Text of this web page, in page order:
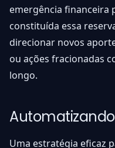
emergência financeira
constituída essa
direcionar novos
ou ações fracionadas
longo.
Uma estratégia eficaz